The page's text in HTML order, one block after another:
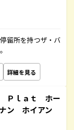
留所を持つザ・バ
詳細を見る
Ｐｌａｔ ホー
ン ホイアン